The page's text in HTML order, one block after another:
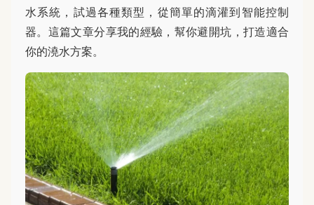
水系統，試過各種類型，從簡單的滴灌到智能控制
器。這篇文章分享我的經驗，幫你避開坑，打造適合
你的澆水方案。